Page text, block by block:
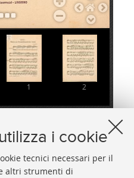
i cookie
tecnici necessari per il
altri strumenti di
1 2